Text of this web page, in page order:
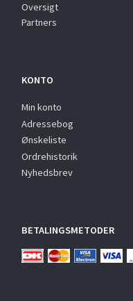
Oversigt
Partners
KONTO
Min konto
Adressebog
Ønskeliste
Ordrehistorik
Nyhedsbrev
BETALINGSMETODER